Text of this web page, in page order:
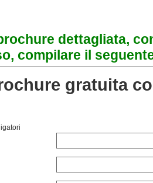
dettagliata,
compilare il
gratuita